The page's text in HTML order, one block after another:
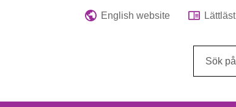
English website Lättläst